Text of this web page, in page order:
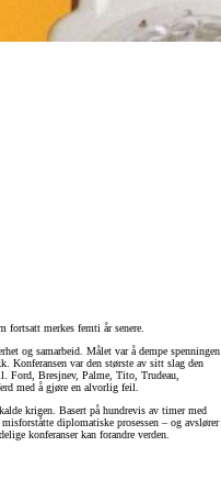
merkes femti år senere.
og samarbeid. Målet var å dempe spenningen
Konferansen var den største av sitt slag den
Ford, Bresjnev, Palme, Tito, Trudeau,
med å gjøre en alvorlig feil.
krigen. Basert på hundrevis av timer med
diplomatiske prosessen – og avslører
konferanser kan forandre verden.